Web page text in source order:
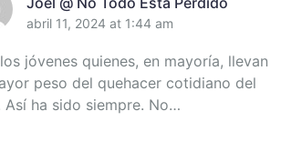
abril 11, 2024 at 1:44 am
jóvenes quienes, en mayoría, llevan
peso del quehacer cotidiano del
Así ha sido siempre. No…